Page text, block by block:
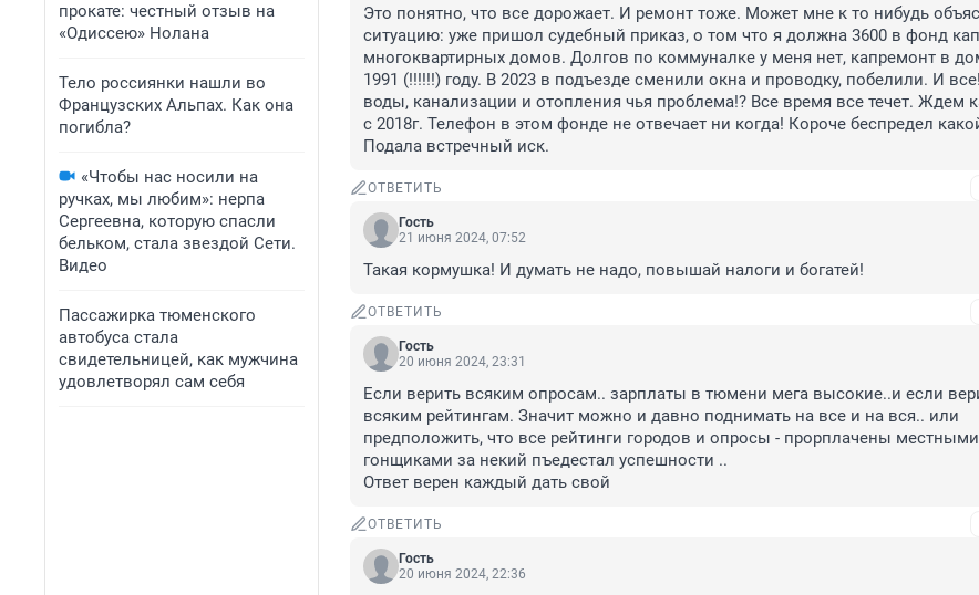
прокате: честный отзыв на
«Одиссею» Нолана
Тело россиянки нашли во
Французских Альпах. Как она
погибла?
«Чтобы нас носили на
ручках, мы любим»: нерпа
Сергеевна, которую спасли
бельком, стала звездой Сети.
Видео
Пассажирка тюменского
автобуса стала
свидетельницей, как мужчина
удовлетворял сам себя
Это понятно, что все дорожает. И ремонт тоже. Может мне к то нибудь
ситуацию: уже пришол судебный приказ, о том что я должна 3600 в фонд
многоквартирных домов. Долгов по коммуналке у меня нет, капремонт в
1991 (!!!!!!) году. В 2023 в подъезде сменили окна и проводку, побелили. И
воды, канализации и отопления чья проблема!? Все время все течет. Ждем
с 2018г. Телефон в этом фонде не отвечает ни когда! Короче беспредел
Подала встречный иск.
ОТВЕТИТЬ
Гость
21 июня 2024, 07:52
Такая кормушка! И думать не надо, повышай налоги и богатей!
ОТВЕТИТЬ
Гость
20 июня 2024, 23:31
Если верить всяким опросам.. зарплаты в тюмени мега высокие..и если
всяким рейтингам. Значит можно и давно поднимать на все и на вся.. или
предположить, что все рейтинги городов и опросы - прорплачены местными
гонщиками за некий пъедестал успешности ..
Ответ верен каждый дать свой
ОТВЕТИТЬ
Гость
20 июня 2024, 22:36